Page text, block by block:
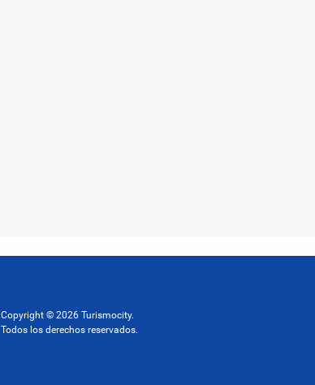
Copyright © 2026 Turismocity.
Todos los derechos reservados.